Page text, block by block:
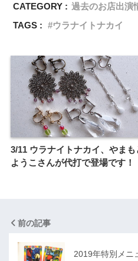
CATEGORY : 過去のお店出演
TAGS :
ウラナイトナカイ
3/11 ウラナイトナカイ、やまも
ようこさんが代打で登場です！
前の記事
2019年特別メニ